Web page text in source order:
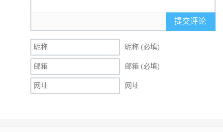
提交评论
昵称 (必填)
邮箱 (必填)
网址